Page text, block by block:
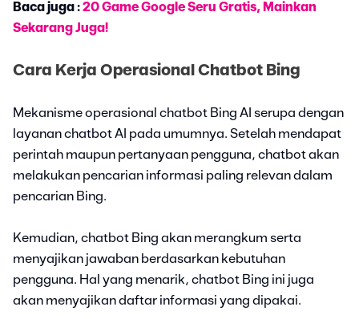
Baca juga :20 Game Google Seru Gratis, Mainkan
Sekarang Juga!
Cara Kerja Operasional Chatbot Bing
Mekanisme operasional chatbot Bing AI serupa dengan
layanan chatbot AI pada umumnya. Setelah mendapat
perintah maupun pertanyaan pengguna, chatbot akan
melakukan pencarian informasi paling relevan dalam
pencarian Bing.
Kemudian, chatbot Bing akan merangkum serta
menyajikan jawaban berdasarkan kebutuhan
pengguna. Hal yang menarik, chatbot Bing ini juga
akan menyajikan daftar informasi yang dipakai.